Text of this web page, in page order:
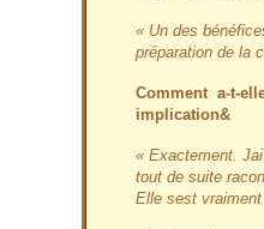
« Un des
préparation de la
Comment a-t-
implication&
« Exactement.
tout de suite
Elle sest